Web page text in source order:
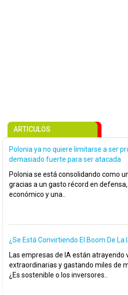
ARTICULOS
Polonia ya no quiere limitarse a ser
demasiado fuerte para ser atacada
Polonia se está consolidando como
gracias a un gasto récord en
económico y una..
¿Se Está Convirtiendo El Boom De La
Las empresas de IA están atrayendo
extraordinarias y gastando miles de
¿Es sostenible o los inversores..